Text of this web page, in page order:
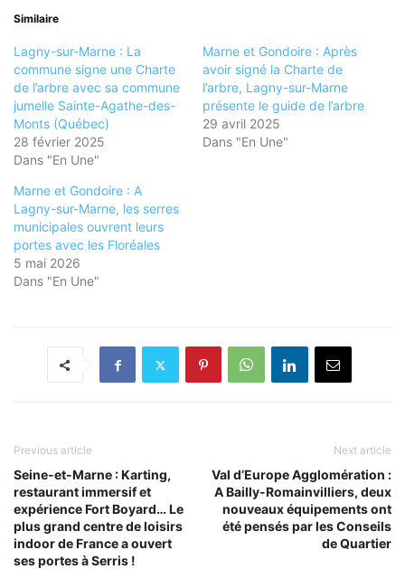
Similaire
Lagny-sur-Marne : La
commune signe une Charte
de l’arbre avec sa commune
jumelle Sainte-Agathe-des-
Monts (Québec)
28 février 2025
Dans "En Une"
Marne et Gondoire : Après
avoir signé la Charte de
l’arbre, Lagny-sur-Marne
présente le guide de l’arbre
29 avril 2025
Dans "En Une"
Marne et Gondoire : A
Lagny-sur-Marne, les serres
municipales ouvrent leurs
portes avec les Floréales
5 mai 2026
Dans "En Une"
Previous article
Seine-et-Marne : Karting,
restaurant immersif et
expérience Fort Boyard… Le
plus grand centre de loisirs
indoor de France a ouvert
ses portes à Serris !
Next article
Val d’Europe Agglomération :
A Bailly-Romainvilliers, deux
nouveaux équipements ont
été pensés par les Conseils
de Quartier